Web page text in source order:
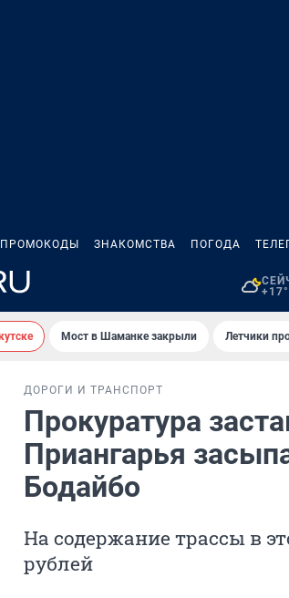
ПРОМОКОДЫ ЗНАКОМСТВА ПОГОДА
Мост в Шаманке закрыли Летчики
ДОРОГИ И ТРАНСПОРТ
Прокуратура
Приангарья
Бодайбо
На содержание трассы в
рублей